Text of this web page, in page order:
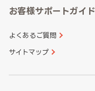
愛知県
和歌山県
山口県
香川県
長崎県
大分県
お客様サポートガイド
よくあるご質問
サイトマップ